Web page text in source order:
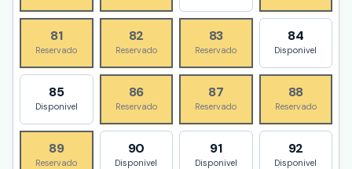
81
Reservado
82
Reservado
83
Reservado
84
Disponivel
85
Disponivel
86
Reservado
87
Reservado
88
Reservado
89
Reservado
90
Disponivel
91
Disponivel
92
Disponivel